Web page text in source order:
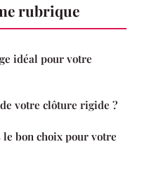
rubrique
idéal pour votre
votre clôture rigide ?
le bon choix pour votre